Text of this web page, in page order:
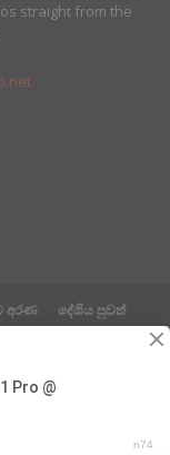
straight from the
අරණ
දේශිය පුවත්
Web LLC